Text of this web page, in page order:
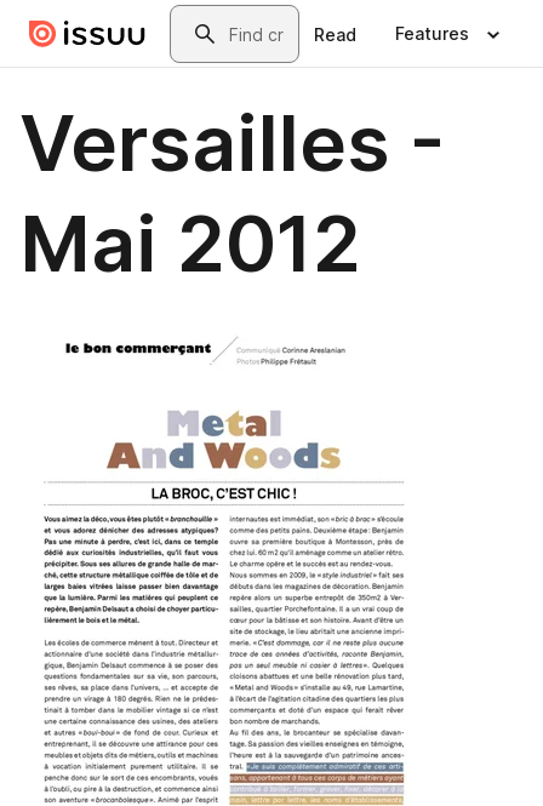
Skip to main contentSearch
Read Features
Versailles -
Mai 2012